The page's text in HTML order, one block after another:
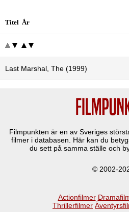
Titel År
Last Marshal, The (1999)
Filmpunkten är en av Sveriges
filmer i databasen. Här kan du
du sett på samma ställe och
© 2002-
Actionfilmer
Thrillerfilmer